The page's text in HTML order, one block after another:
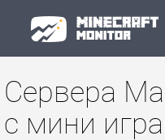
Сервера
с мини